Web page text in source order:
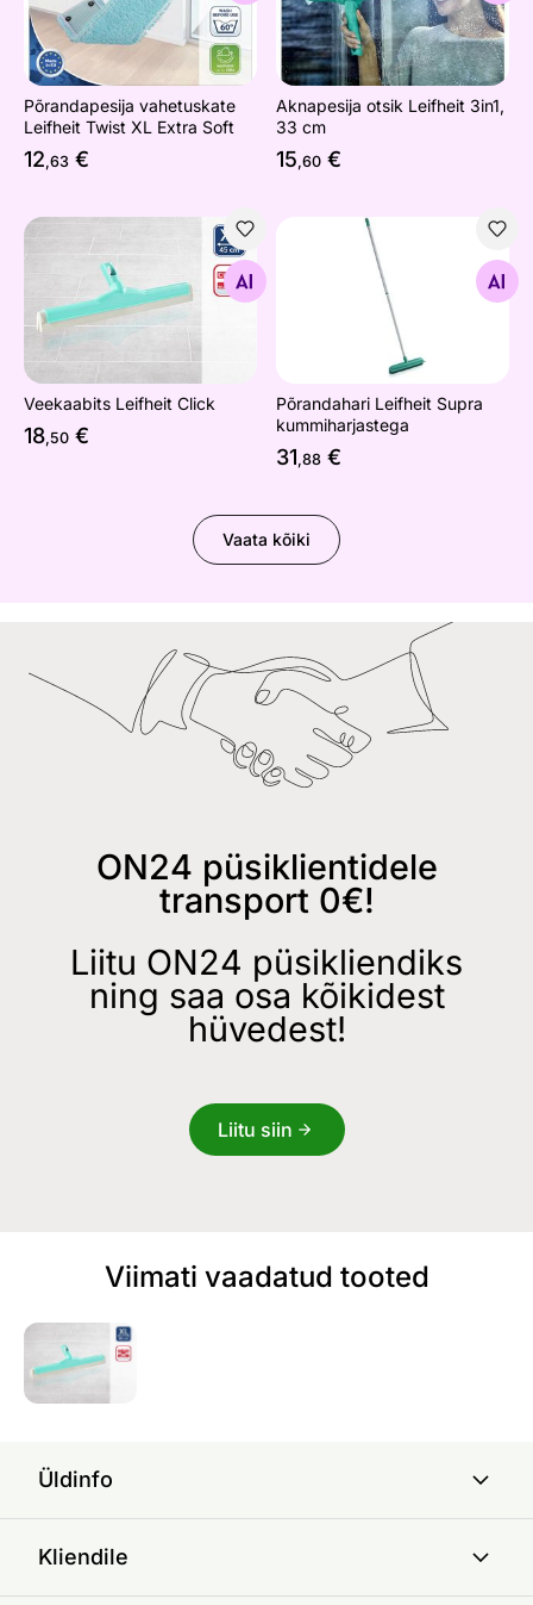
Põrandapesija vahetuskate
Leifheit Twist XL Extra Soft
12,63 €
Aknapesija otsik Leifheit 3in1,
33 cm
15,60 €
Veekaabits Leifheit Click
Otsi sarnaseid
Veekaabits Leifheit Click
18,50 €
Põrandahari Leifheit Supra
Otsi sarnaseid
Põrandahari Leifheit Supra
kummiharjastega
31,88 €
Vaata kõiki
ON24 püsiklientidele
transport 0€!
Liitu ON24 püsikliendiks
ning saa osa kõikidest
hüvedest!
Liitu siin
Viimati vaadatud tooted
Üldinfo
Kliendile